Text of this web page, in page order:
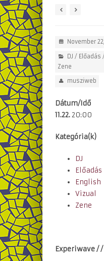
November
DJ / Előadás /
Zene
musziweb
Dátum/Idő
11.22.20:00
Kategória(k)
DJ
Előadás
English
Vizual
Zene
Experiwave /